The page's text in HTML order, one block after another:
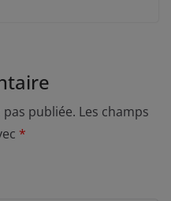
publiée. Les champs
*